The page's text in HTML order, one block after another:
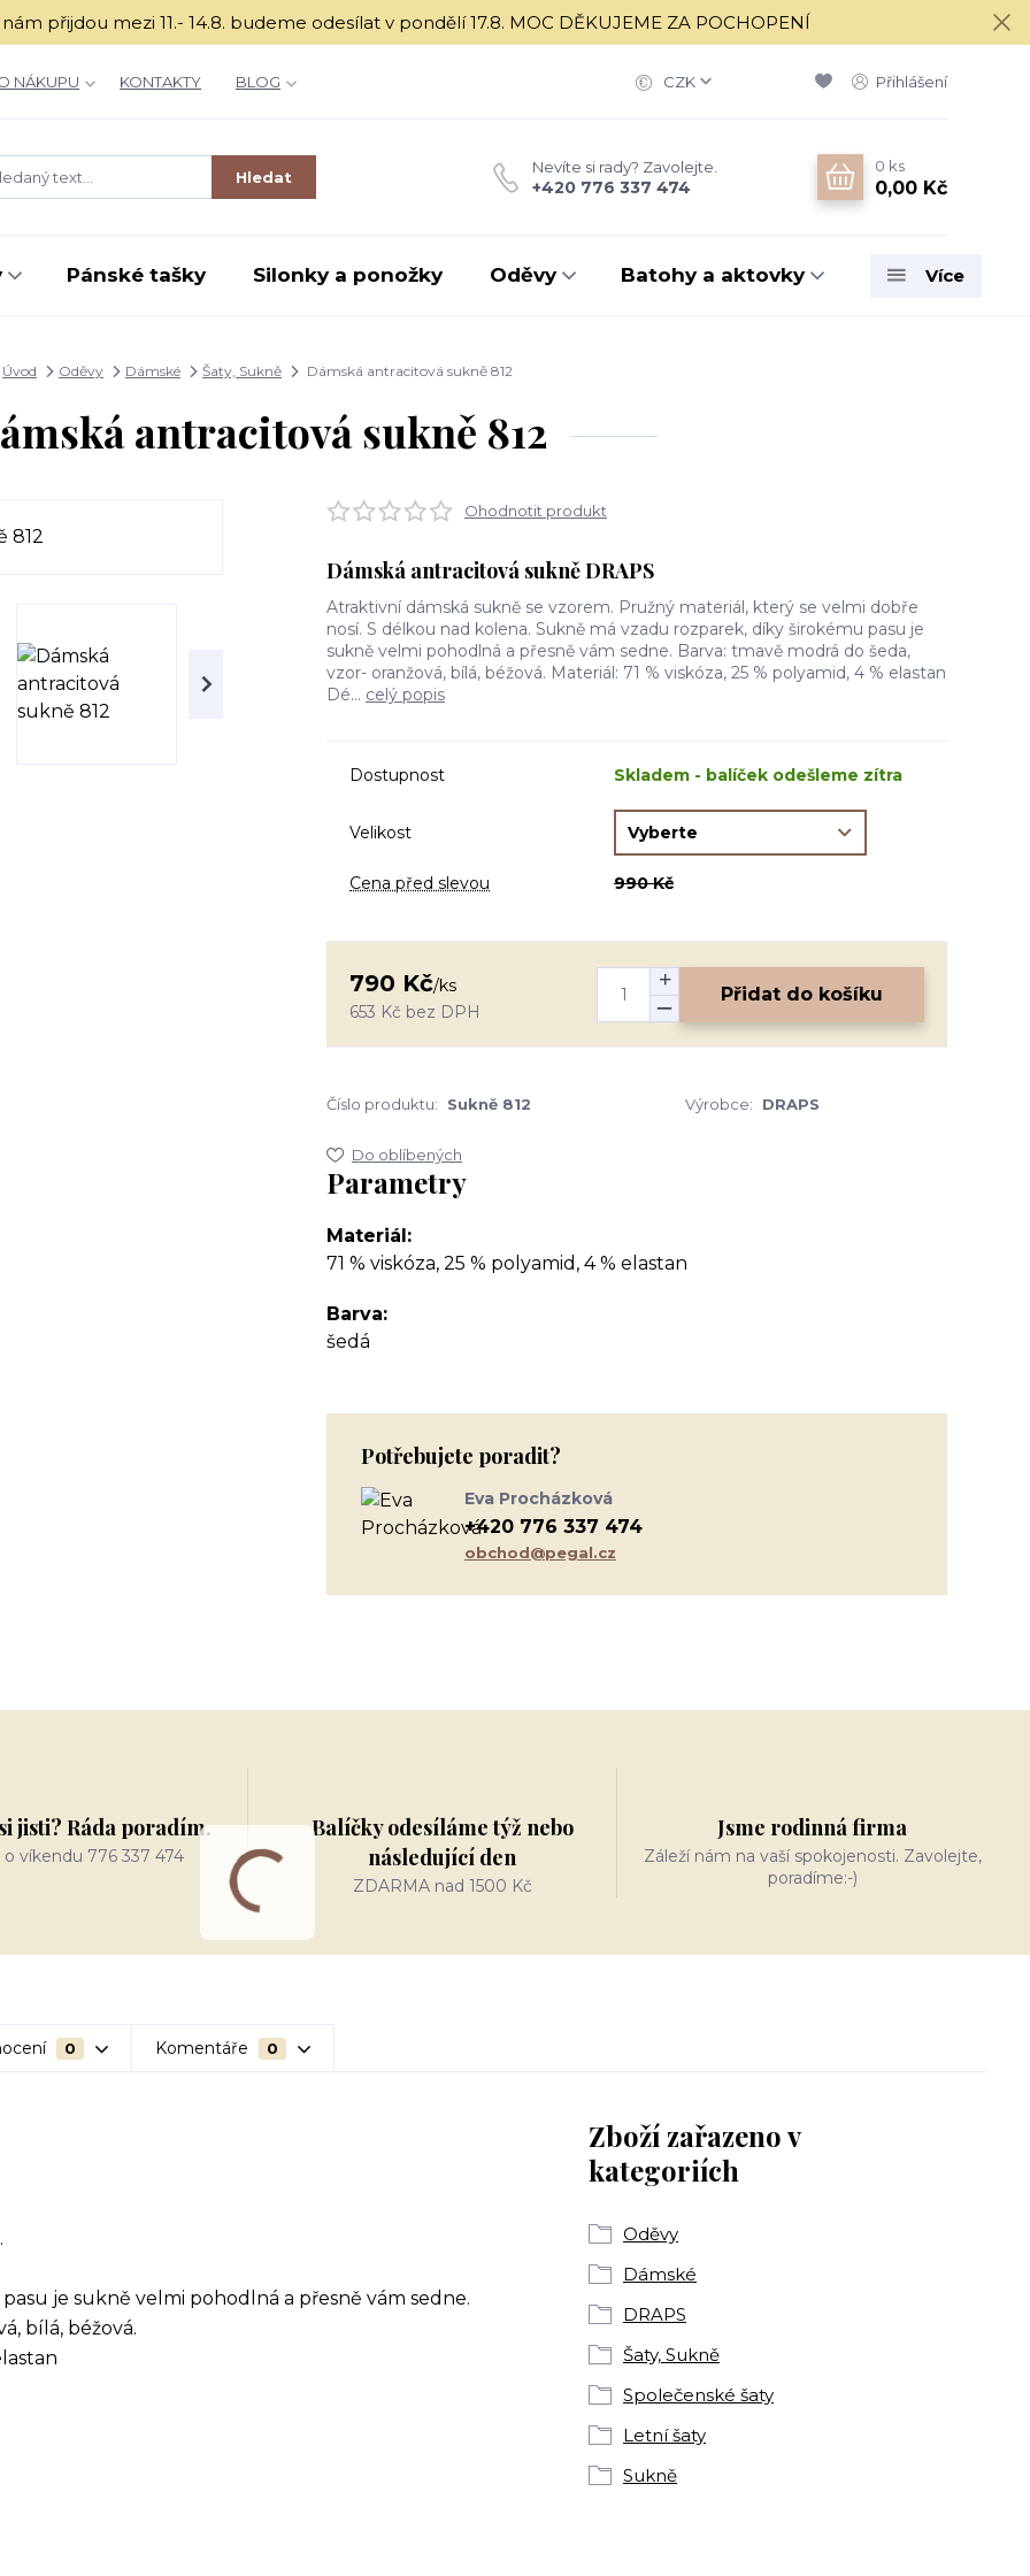
přijdou mezi 11.- 14.8. budeme odesílat v pondělí 17.8. MOC DĚKUJEME ZA POCHOPENÍ
NÁKUPU KONTAKTY BLOG CZK Přihlášení
Hledat
Nevíte si rady? Zavolejte.
+420 776 337 474
0 ks
0,00 Kč
Pánské tašky Silonky a ponožky Oděvy Batohy a aktovky Více
Úvod Oděvy Dámské Šaty, Sukně Dámská antracitová sukně 812
antracitová sukně 812
Ohodnotit produkt
Dámská antracitová sukně DRAPS
Atraktivní dámská sukně se vzorem. Pružný materiál, který se velmi dobře
nosí. S délkou nad kolena. Sukně má vzadu rozparek, díky širokému pasu je
sukně velmi pohodlná a přesně vám sedne. Barva: tmavě modrá do šeda,
vzor- oranžová, bílá, béžová. Materiál: 71 % viskóza, 25 % polyamid, 4 % elastan
Dé... celý popis
Dostupnost Skladem - balíček odešleme zítra
Velikost
Cena před slevou 990 Kč
790 Kč/ks
653 Kč bez DPH
Přidat do košíku
Číslo produktu: Sukně 812 Výrobce: DRAPS
Do oblíbených
Parametry
Materiál
71 % viskóza, 25 % polyamid, 4 % elastan
Barva
šedá
Potřebujete poradit?
Eva Procházková
+420 776 337 474
obchod@pegal.cz
jisti? Ráda poradím.
o víkendu 776 337 474
Balíčky odesíláme týž nebo
následující den
ZDARMA nad 1500 Kč
Jsme rodinná firma
Záleží nám na vaší spokojenosti. Zavolejte,
poradíme:-)
0 Komentáře 0
je sukně velmi pohodlná a přesně vám sedne.
bílá, béžová.
Zboží zařazeno v
kategoriích
Oděvy
Dámské
DRAPS
Šaty, Sukně
Společenské šaty
Letní šaty
Sukně